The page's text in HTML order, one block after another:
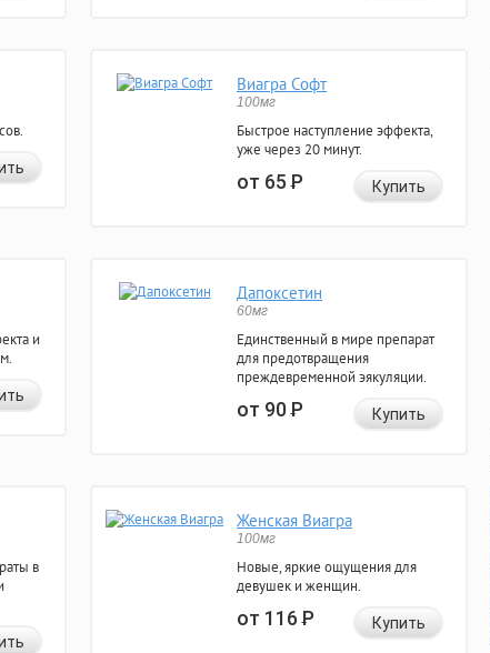
Виагра Софт
100мг
Быстрое наступление эффекта,
уже через 20 минут.
от 65Р Купить
и
Дапоксетин
60мг
Единственный в мире препарат
для предотвращения
преждевременной эякуляции.
от 90Р Купить
в
Женская Виагра
100мг
Новые, яркие ощущения для
девушек и женщин.
от 116Р Купить